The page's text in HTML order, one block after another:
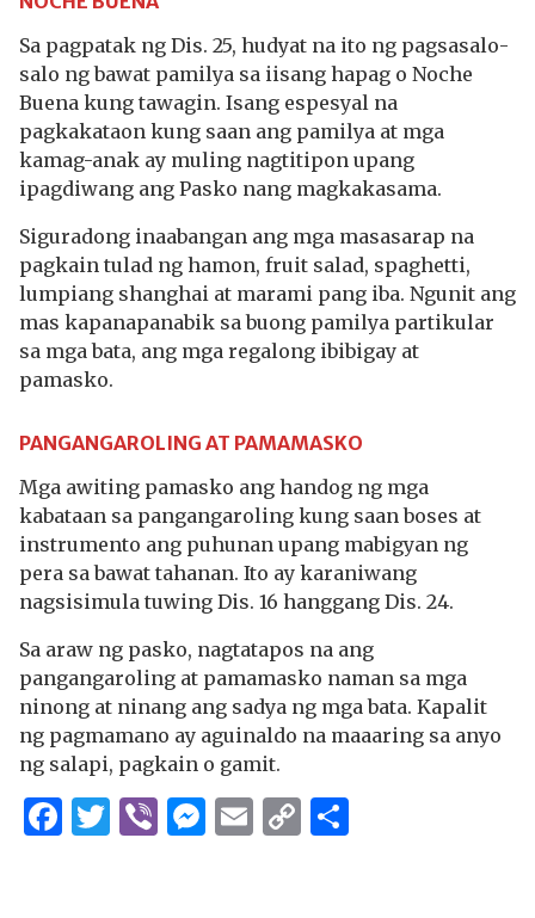
Sa pagpatak ng Dis. 25, hudyat na ito ng pagsasalo-
salo ng bawat pamilya sa iisang hapag o Noche
Buena kung tawagin. Isang espesyal na
pagkakataon kung saan ang pamilya at mga
kamag-anak ay muling nagtitipon upang
ipagdiwang ang Pasko nang magkakasama.
Siguradong inaabangan ang mga masasarap na
pagkain tulad ng hamon, fruit salad, spaghetti,
lumpiang shanghai at marami pang iba. Ngunit ang
mas kapanapanabik sa buong pamilya partikular
sa mga bata, ang mga regalong ibibigay at
pamasko.
PANGANGAROLING AT PAMAMASKO
Mga awiting pamasko ang handog ng mga
kabataan sa pangangaroling kung saan boses at
instrumento ang puhunan upang mabigyan ng
pera sa bawat tahanan. Ito ay karaniwang
nagsisimula tuwing Dis. 16 hanggang Dis. 24.
Sa araw ng pasko, nagtatapos na ang
pangangaroling at pamamasko naman sa mga
ninong at ninang ang sadya ng mga bata. Kapalit
ng pagmamano ay aguinaldo na maaaring sa anyo
ng salapi, pagkain o gamit.
Facebook
Twitter
ViberMessenger
Email
Copy